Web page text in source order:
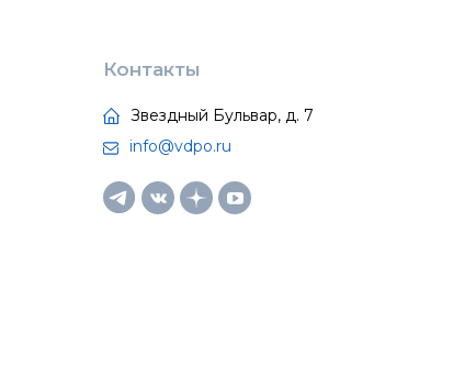
Контакты
Звездный Бульвар, д. 7
info@vdpo.ru